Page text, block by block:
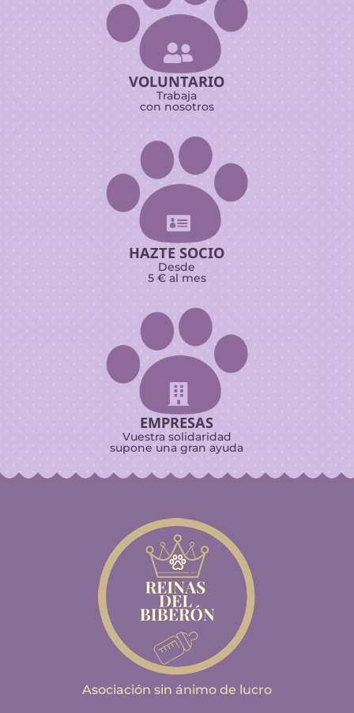

VOLUNTARIO
Trabaja
con nosotros

HAZTE SOCIO
Desde
5 € al mes

EMPRESAS
Vuestra solidaridad
supone una gran ayuda
Asociación sin ánimo de lucro